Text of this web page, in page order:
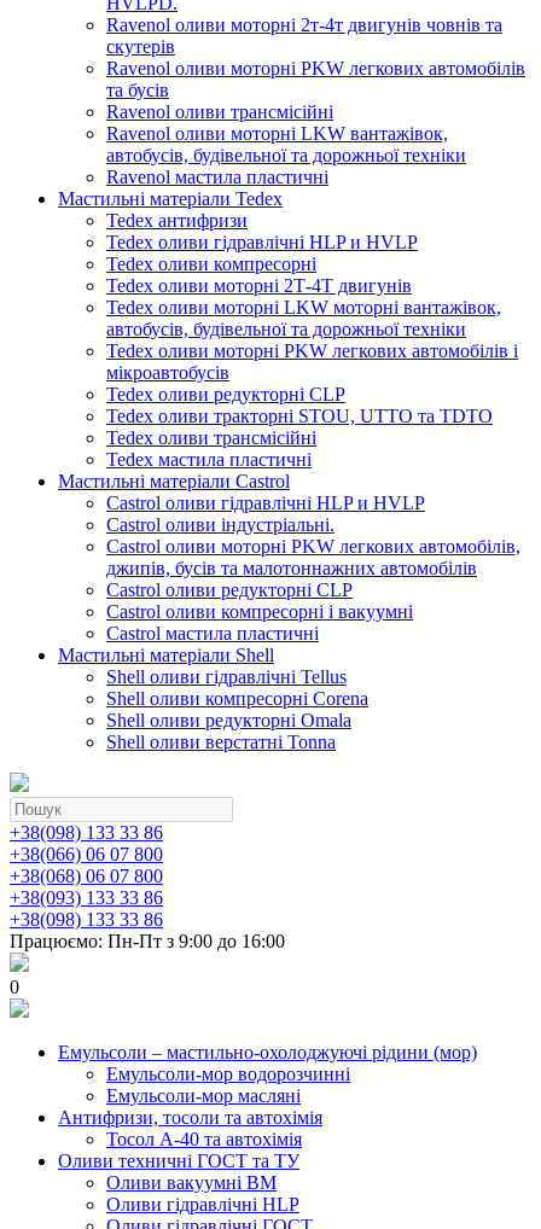
Ravenol оливи моторні 2т-4т двигунів човнів та
скутерів
Ravenol оливи моторні PKW легкових автомобілів
та бусів
Ravenol оливи трансмісійні
Ravenol оливи моторні LKW вантажівок,
автобусів, будівельної та дорожньої техніки
Ravenol мастила пластичні
Мастильні матеріали Tedex
Tedex антифризи
Tedex оливи гідравлічні HLP и HVLP
Tedex оливи компресорні
Tedex оливи моторні 2Т-4Т двигунів
Tedex оливи моторні LKW моторні вантажівок,
автобусів, будівельної та дорожньої техніки
Tedex оливи моторні PKW легкових автомобілів і
мікроавтобусів
Tedex оливи редукторні CLP
Tedex оливи тракторні STOU, UTTO та TDTO
Tedex оливи трансмісійні
Tedex мастила пластичні
Мастильні матеріали Castrol
Castrol оливи гідравлічні HLP и HVLP
Castrol оливи індустріальні.
Castrol оливи моторні PKW легкових автомобілів,
джипів, бусів та малотоннажних автомобілів
Castrol оливи редукторні CLP
Castrol оливи компресорні і вакуумні
Castrol мастила пластичні
Мастильні матеріали Shell
Shell оливи гідравлічні Tellus
Shell оливи компресорні Corena
Shell оливи редукторні Omala
Shell оливи верстатні Tonna
+38(098) 133 33 86
+38(066) 06 07 800
+38(068) 06 07 800
+38(093) 133 33 86
+38(098) 133 33 86
Працюємо: Пн-Пт з 9:00 до 16:00
0
Емульсоли – мастильно-охолоджуючі рідини (мор)
Емульсоли-мор водорозчинні
Емульсоли-мор масляні
Антифризи, тосоли та автохімія
Тосол А-40 та автохімія
Оливи техничні ГОСТ та ТУ
Оливи вакуумні ВМ
Оливи гідравлічні HLP